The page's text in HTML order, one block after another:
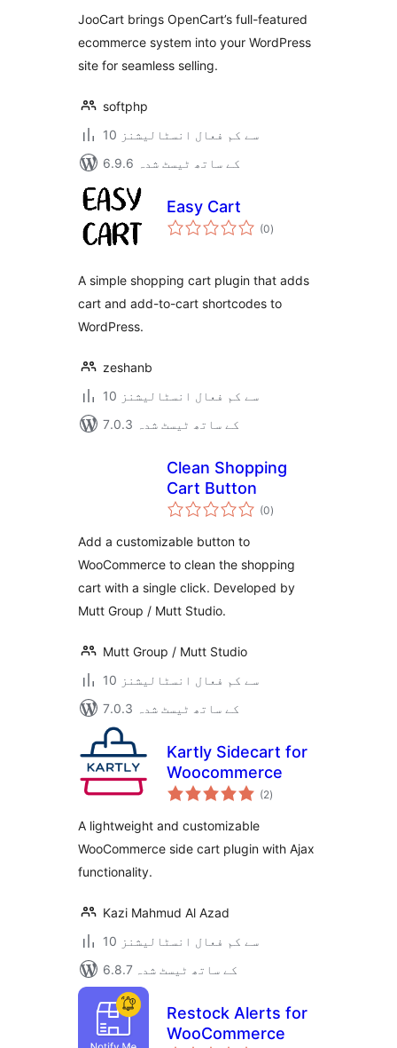
integration
JooCart brings OpenCart’s full-featured
ecommerce system into your WordPress
site for seamless selling.
softphp
10 سے کم فعال انسٹالیشنز
6.9.6 کے ساتھ ٹیسٹ شدہ
Easy Cart
(0مجموعی
درجہ
)
A simple shopping cart plugin that adds
cart and add-to-cart shortcodes to
WordPress.
zeshanb
10 سے کم فعال انسٹالیشنز
7.0.3 کے ساتھ ٹیسٹ شدہ
Clean Shopping
Cart Button
(0مجموعی
درجہ
)
Add a customizable button to
WooCommerce to clean the shopping
cart with a single click. Developed by
Mutt Group / Mutt Studio.
Mutt Group / Mutt Studio
10 سے کم فعال انسٹالیشنز
7.0.3 کے ساتھ ٹیسٹ شدہ
Kartly Sidecart for
Woocommerce
(2مجموعی
درجہ
)
A lightweight and customizable
WooCommerce side cart plugin with Ajax
functionality.
Kazi Mahmud Al Azad
10 سے کم فعال انسٹالیشنز
6.8.7 کے ساتھ ٹیسٹ شدہ
Restock Alerts for
WooCommerce